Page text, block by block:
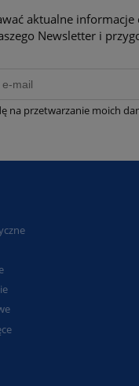
aktualne
Newsletter i
na przetwarzanie moich